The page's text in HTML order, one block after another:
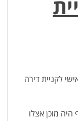
מלווה אישי לקניית דירה
₪ וכל הכסף היה מוכן אצלו